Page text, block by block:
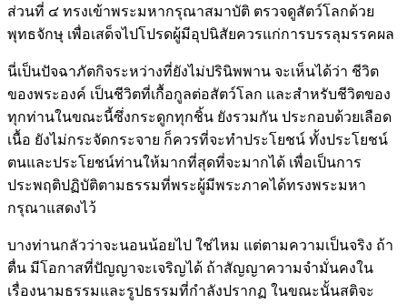
ส่วนที่ ๔ ทรงเข้าพระมหากรุณาสมาบัติ ตรวจดูสัตว์โลกด้วย
พุทธจักษุ เพื่อเสด็จไปโปรดผู้มีอุปนิสัยควรแก่การบรรลุมรรคผล
นี่เป็นปัจฉาภัตกิจระหว่างที่ยังไม่ปรินิพพาน จะเห็นได้ว่า ชีวิต
ของพระองค์ เป็นชีวิตที่เกื้อกูลต่อสัตว์โลก และสำหรับชีวิตของ
ทุกท่านในขณะนี้ซึ่งกระดูกทุกชิ้น ยังรวมกัน ประกอบด้วยเลือด
เนื้อ ยังไม่กระจัดกระจาย ก็ควรที่จะทำประโยชน์ ทั้งประโยชน์
ตนและประโยชน์ท่านให้มากที่สุดที่จะมากได้ เพื่อเป็นการ
ประพฤติปฏิบัติตามธรรมที่พระผู้มีพระภาคได้ทรงพระมหา
กรุณาแสดงไว้
บางท่านกลัวว่าจะนอนน้อยไป ใช่ไหม แต่ตามความเป็นจริง ถ้า
ตื่น มีโอกาสที่ปัญญาจะเจริญได้ ถ้าสัญญาความจำมั่นคงใน
เรื่องนามธรรมและรูปธรรมที่กำลังปรากฏ ในขณะนั้นสติจะ